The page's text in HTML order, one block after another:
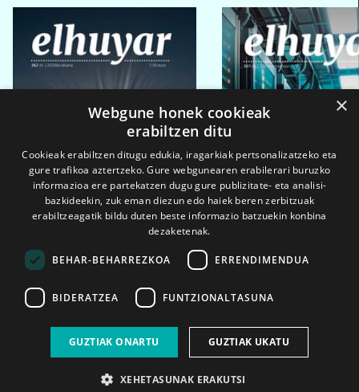
2026ko eka. 1a 2026ko mar. 1a
×
Webgune honek cookieak
erabiltzen ditu
Cookieak erabiltzen ditugu edukia, iragarkiak pertsonalizatzeko eta
gure trafikoa aztertzeko. Gure webgunearen erabilerari buruzko
informazioa ere partekatzen dugu gure publizitate- eta analisi-
bazkideekin, zuk eman diezun edo haiek beren zerbitzuak
erabiltzeagatik bildu duten beste informazio batzuekin konbina
dezaketenak.
BEHAR-BEHARREZKOA ERRENDIMENDUA
BIDERATZEA FUNTZIONALTASUNA
GUZTIAK ONARTU GUZTIAK UKATU
XEHETASUNAK ERAKUTSI